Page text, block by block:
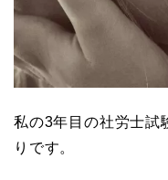
私の3年目の社労士試
りです。